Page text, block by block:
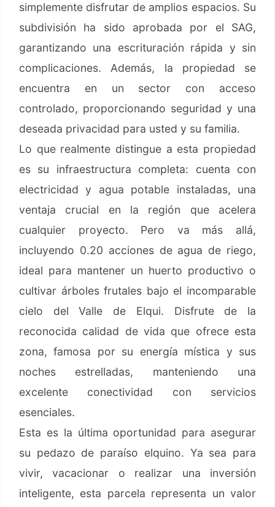
simplemente disfrutar de amplios espacios. Su
subdivisión ha sido aprobada por el SAG,
garantizando una escrituración rápida y sin
complicaciones. Además, la propiedad se
encuentra en un sector con acceso
controlado, proporcionando seguridad y una
deseada privacidad para usted y su familia.
Lo que realmente distingue a esta propiedad
es su infraestructura completa: cuenta con
electricidad y agua potable instaladas, una
ventaja crucial en la región que acelera
cualquier proyecto. Pero va más allá,
incluyendo 0.20 acciones de agua de riego,
ideal para mantener un huerto productivo o
cultivar árboles frutales bajo el incomparable
cielo del Valle de Elqui. Disfrute de la
reconocida calidad de vida que ofrece esta
zona, famosa por su energía mística y sus
noches estrelladas, manteniendo una
excelente conectividad con servicios
esenciales.
Esta es la última oportunidad para asegurar
su pedazo de paraíso elquino. Ya sea para
vivir, vacacionar o realizar una inversión
inteligente, esta parcela representa un valor